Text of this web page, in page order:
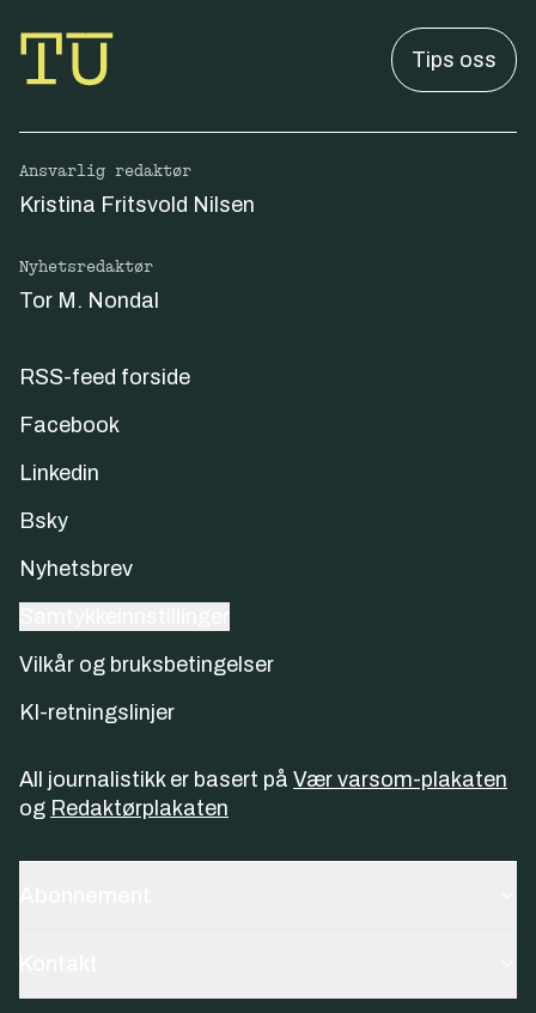
Tips oss
Ansvarlig redaktør
Kristina Fritsvold Nilsen
Nyhetsredaktør
Tor M. Nondal
RSS-feed forside
Facebook
Linkedin
Bsky
Nyhetsbrev
Vilkår og bruksbetingelser
KI-retningslinjer
All journalistikk er basert på Vær varsom-plakaten
og Redaktørplakaten